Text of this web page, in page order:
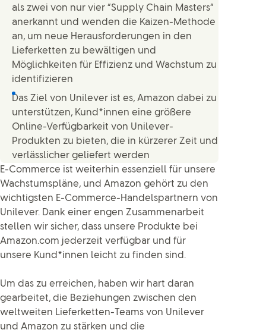
als zwei von nur vier “Supply Chain Masters“
anerkannt und wenden die Kaizen-Methode
an, um neue Herausforderungen in den
Lieferketten zu bewältigen und
Möglichkeiten für Effizienz und Wachstum zu
identifizieren
Das Ziel von Unilever ist es, Amazon dabei zu
unterstützen, Kund*innen eine größere
Online-Verfügbarkeit von Unilever-
Produkten zu bieten, die in kürzerer Zeit und
verlässlicher geliefert werden
E-Commerce ist weiterhin essenziell für unsere
Wachstumspläne, und Amazon gehört zu den
wichtigsten E-Commerce-Handelspartnern von
Unilever. Dank einer engen Zusammenarbeit
stellen wir sicher, dass unsere Produkte bei
Amazon.com jederzeit verfügbar und für
unsere Kund*innen leicht zu finden sind.
Um das zu erreichen, haben wir hart daran
gearbeitet, die Beziehungen zwischen den
weltweiten Lieferketten-Teams von Unilever
und Amazon zu stärken und die